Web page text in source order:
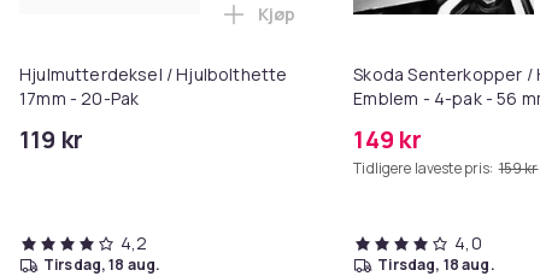
Hjulmutterdeksel / Hjulbolthette
17mm - 20-Pak
119 kr
Legg Hjulmutterdeksel /
Kjøp
4,2
tirsdag, 18 aug.
Skoda Senterkopper /
Emblem - 4-pak - 56
149 kr
Tidligere laveste pris: 159 kr
4,0
tirsdag, 18 aug.